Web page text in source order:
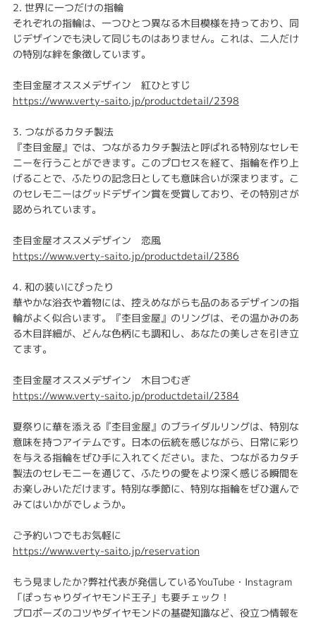
2. 世界に一つだけの指輪
それぞれの指輪は、一つひとつ異なる木目模様を持っており、同
じデザインでも決して同じものはありません。これは、二人だけ
の特別な絆を象徴しています。
杢目金屋オススメデザイン 紅ひとすじ
https://www.verty-saito.jp/productdetail/2398
3. つながるカタチ製法
『杢目金屋』では、つながるカタチ製法と呼ばれる特別なセレモ
ニーを行うことができます。このプロセスを経て、指輪を作り上
げることで、ふたりの記念日としても意味合いが深まります。こ
のセレモニーはグッドデザイン賞を受賞しており、その特別さが
認められています。
杢目金屋オススメデザイン 恋風
https://www.verty-saito.jp/productdetail/2386
4. 和の装いにぴったり
華やかな浴衣や着物には、控えめながらも品のあるデザインの指
輪がよく似合います。『杢目金屋』のリングは、その温かみのあ
る木目詳細が、どんな色柄にも調和し、あなたの美しさを引き立
てます。
杢目金屋オススメデザイン 木目つむぎ
https://www.verty-saito.jp/productdetail/2384
夏祭りに華を添える『杢目金屋』のブライダルリングは、特別な
意味を持つアイテムです。日本の伝統を感じながら、日常に彩り
を与える指輪をぜひ手に入れてください。また、つながるカタチ
製法のセレモニーを通じて、ふたりの愛をより深く感じる瞬間を
お楽しみいただけます。特別な季節に、特別な指輪をぜひ選んで
みてはいかがでしょうか。
ご予約いつでもお気軽に
https://www.verty-saito.jp/reservation
もう見ましたか?弊社代表が発信しているYouTube・Instagram
「ぽっちゃりダイヤモンド王子」も要チェック！
プロポーズのコツやダイヤモンドの基礎知識など、役立つ情報を